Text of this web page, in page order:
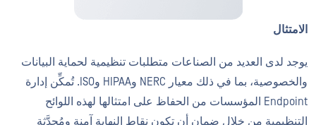
الامتثال
يوجد لدى العديد من الصناعات متطلبات تنظيمية لحماية البيانات
والخصوصية، بما في ذلك معيار NERC وHIPAA وISO. تُمكِّن إدارة
Endpoint المؤسسات من الحفاظ على امتثالها لهذه اللوائح
التنظيمية من خلال ضمان أن تكون نقاط النهاية آمنة ومُحدَّثة